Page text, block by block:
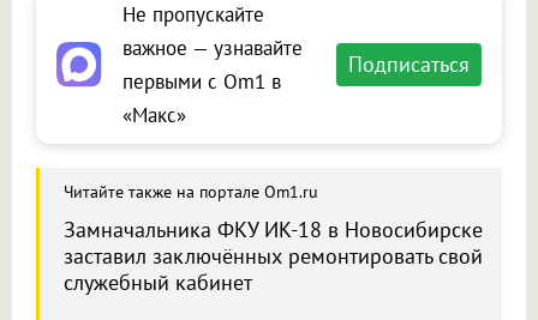
Не пропускайте
важное — узнавайте
первыми с Om1 в
«Макс»
Подписаться
Читайте также на портале Om1.ru
Замначальника ФКУ ИК-18 в Новосибирске
заставил заключённых ремонтировать свой
служебный кабинет